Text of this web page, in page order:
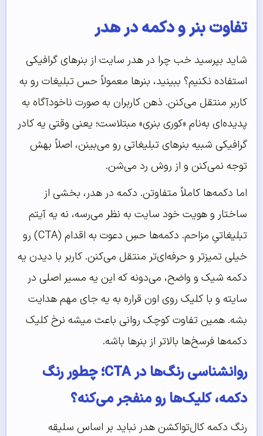
تفاوت بنر و دکمه در هدر
شاید بپرسید خب چرا در هدر سایت از بنرهای گرافیکی
استفاده نکنیم؟ ببینید، بنرها معمولاً حس تبلیغات رو به
کاربر منتقل می‌کنن. ذهن کاربران به صورت ناخودآگاه به
پدیده‌ای به‌نام «کوری بنری» مبتلاست؛ یعنی وقتی یه کادر
گرافیکی شبیه بنرهای تبلیغاتی رو می‌بینن، اصلاً بهش
توجه نمی‌کنن و از روش رد می‌شن.
اما دکمه‌ها کاملاً متفاوتن. دکمه در هدر، بخشی از
ساختار و هویت خود سایت به نظر می‌رسه، نه یه آیتم
تبلیغاتیِ مزاحم. دکمه‌ها حسِ دعوت به اقدام (CTA) رو
خیلی تمیزتر و حرفه‌ای‌تر منتقل می‌کنن. کاربر با دیدن یه
دکمه شیک و واضح، می‌دونه که این یه مسیر اصلی در
سایته و با کلیک روی اون قراره به یه جای مهم هدایت
بشه. همین تفاوت کوچک روانی باعث میشه نرخ کلیک
دکمه‌ها فرسخ‌ها بالاتر از بنرها باشه.
روانشناسی رنگ‌ها در CTA؛ چطور رنگ
دکمه، کلیک‌ها رو منفجر می‌کنه؟
رنگ دکمه کال‌تو‌اکشن هدر نباید بر اساس سلیقه